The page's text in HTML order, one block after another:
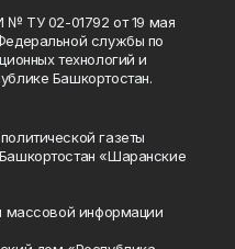
№ ТУ 02-01792 от 19 мая
службы по
технологий и
Башкортостан.
газеты
«Шаранские
массовой информации